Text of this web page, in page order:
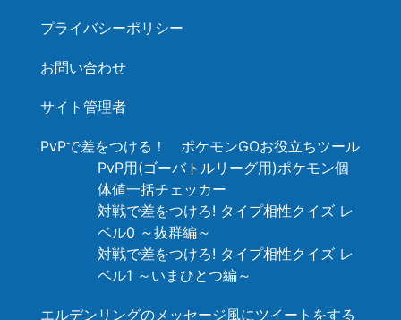
プライバシーポリシー
お問い合わせ
サイト管理者
PvPで差をつける！ ポケモンGOお役立ちツール
PvP用(ゴーバトルリーグ用)ポケモン個
体値一括チェッカー
対戦で差をつけろ! タイプ相性クイズ レ
ベル0 ～抜群編～
対戦で差をつけろ! タイプ相性クイズ レ
ベル1 ～いまひとつ編～
エルデンリングのメッセージ風にツイートをする